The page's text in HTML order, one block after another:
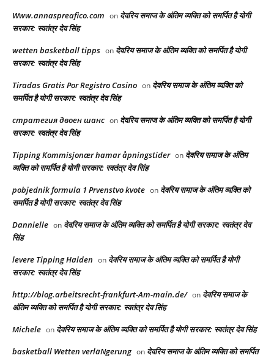
Www.annaspreafico.com on देवरिय समाज के अंतिम व्यक्ति को समर्पित है योगी
सरकार: स्वतंत्र देव सिंह
wetten basketball tipps on देवरिय समाज के अंतिम व्यक्ति को समर्पित है योगी
सरकार: स्वतंत्र देव सिंह
Tiradas Gratis Por Registro Casino on देवरिय समाज के अंतिम व्यक्ति को
समर्पित है योगी सरकार: स्वतंत्र देव सिंह
стратегия двоен шанс on देवरिय समाज के अंतिम व्यक्ति को समर्पित है योगी
सरकार: स्वतंत्र देव सिंह
Tipping Kommisjonær hamar åpningstider on देवरिय समाज के अंतिम
व्यक्ति को समर्पित है योगी सरकार: स्वतंत्र देव सिंह
pobjednik formula 1 Prvenstvo kvote on देवरिय समाज के अंतिम व्यक्ति को
समर्पित है योगी सरकार: स्वतंत्र देव सिंह
Dannielle on देवरिय समाज के अंतिम व्यक्ति को समर्पित है योगी सरकार: स्वतंत्र देव
सिंह
levere Tipping Halden on देवरिय समाज के अंतिम व्यक्ति को समर्पित है योगी
सरकार: स्वतंत्र देव सिंह
http://blog.arbeitsrecht-frankfurt-Am-main.de/ on देवरिय समाज के
अंतिम व्यक्ति को समर्पित है योगी सरकार: स्वतंत्र देव सिंह
Michele on देवरिय समाज के अंतिम व्यक्ति को समर्पित है योगी सरकार: स्वतंत्र देव सिंह
basketball Wetten verläNgerung on देवरिय समाज के अंतिम व्यक्ति को समर्पित